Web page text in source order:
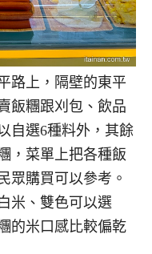
路上，隔壁的東平
飯糰跟刈包、飲品
自選6種料外，其餘
，菜單上把各種飯
眾購買可以參考。
米、雙色可以選
的米口感比較偏乾